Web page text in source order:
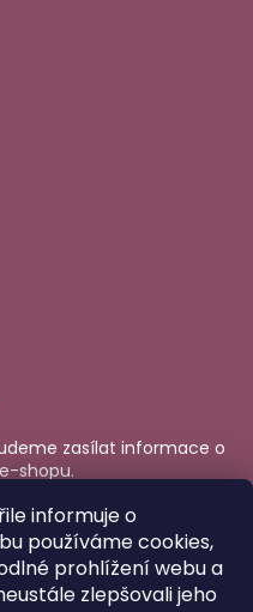
informuje o
používáme cookies,
prohlížení webu a
zlepšovali jeho
zasílat informace o
shopu.